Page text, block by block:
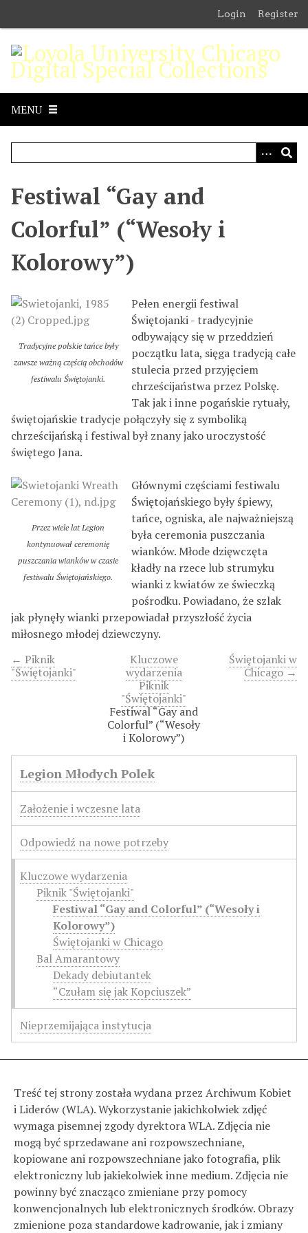
o
a
Login Register
MENU
Festiwal “Gay and
Colorful” (“Wesoły i
Kolorowy”)
Tradycyjne polskie tańce były
zawsze ważną częścią obchodów
festiwalu Świętojanki.
Pełen energii festiwal
Świętojanki - tradycyjnie
odbywający się w przeddzień
początku lata, sięga tradycją całe
stulecia przed przyjęciem
chrześcijaństwa przez Polskę.
Tak jak i inne pogańskie rytuały,
świętojańskie tradycje połączyły się z symboliką
chrześcijańską i festiwal był znany jako uroczystość
świętego Jana.
Przez wiele lat Legion
kontynuował ceremonię
puszczania wianków w czasie
festiwalu Świętojańskiego.
Głównymi częściami festiwalu
Świętojańskiego były śpiewy,
tańce, ogniska, ale najważniejszą
była ceremonia puszczania
wianków. Młode dzięwczęta
kładły na rzece lub strumyku
wianki z kwiatów ze świeczką
pośrodku. Powiadano, że szlak
jak płynęły wianki przepowiadał przyszłość życia
miłosnego młodej dziewczyny.
← Piknik
"Świętojanki"
Świętojanki w
Chicago →
Kluczowe
wydarzenia
Piknik
"Świętojanki"
Festiwal “Gay and
Colorful” (“Wesoły
i Kolorowy”)
Legion Młodych Polek
Założenie i wczesne lata
Odpowiedź na nowe potrzeby
Kluczowe wydarzenia
Piknik "Świętojanki"
Festiwal “Gay and Colorful” (“Wesoły i
Kolorowy”)
Świętojanki w Chicago
Bal Amarantowy
Dekady debiutantek
“Czułam się jak Kopciuszek”
Nieprzemijająca instytucja
Treść tej strony została wydana przez Archiwum Kobiet
i Liderów (WLA). Wykorzystanie jakichkolwiek zdjęć
wymaga pisemnej zgody dyrektora WLA. Zdjęcia nie
mogą być sprzedawane ani rozpowszechniane,
kopiowane ani rozpowszechniane jako fotografia, plik
elektroniczny lub jakiekolwiek inne medium. Zdjęcia nie
powinny być znacząco zmieniane przy pomocy
konwencjonalnych lub elektronicznych środków. Obrazy
zmienione poza standardowe kadrowanie, jak i zmiany